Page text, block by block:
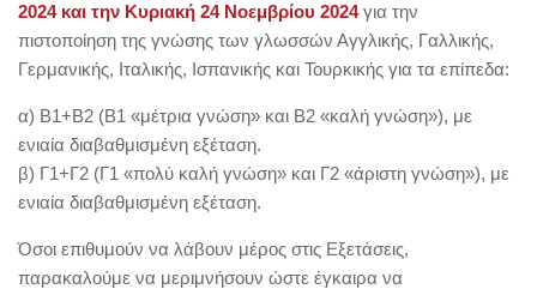
2024 και την Κυριακή 24 Νοεμβρίου 2024για την
πιστοποίηση της γνώσης των γλωσσών Αγγλικής, Γαλλικής,
Γερμανικής, Ιταλικής, Ισπανικής και Τουρκικής για τα επίπεδα:
α) Β1+Β2 (Β1 «μέτρια γνώση» και Β2 «καλή γνώση»), με
ενιαία διαβαθμισμένη εξέταση.
β) Γ1+Γ2 (Γ1 «πολύ καλή γνώση» και Γ2 «άριστη γνώση»), με
ενιαία διαβαθμισμένη εξέταση.
Όσοι επιθυμούν να λάβουν μέρος στις Εξετάσεις,
παρακαλούμε να μεριμνήσουν ώστε έγκαιρα να